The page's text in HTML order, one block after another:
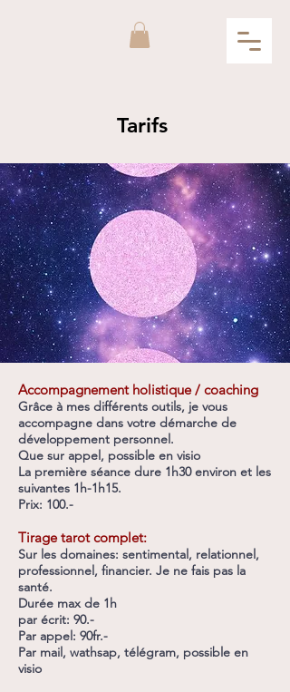
Accompagnement holistique / coaching
Grâce à mes différents outils, je vous
accompagne dans votre démarche de
développement personnel.
Que sur appel, possible en visio
La première séance dure 1h30 environ et les
suivantes 1h-1h15.
Prix: 100.-
Tirage tarot complet:
Sur les domaines: sentimental, relationnel,
professionnel, financier. Je ne fais pas la
santé.
Durée max de 1h
par écrit: 90.-
Par appel: 90fr.-
Par mail, wathsap, télégram, possible en
visio
Tarifs